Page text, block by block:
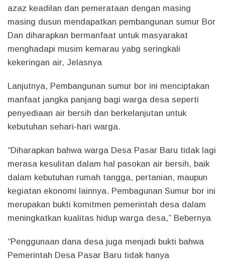
azaz keadilan dan pemerataan dengan masing
masing dusun mendapatkan pembangunan sumur Bor
Dan diharapkan bermanfaat untuk masyarakat
menghadapi musim kemarau yabg seringkali
kekeringan air, Jelasnya
Lanjutnya, Pembangunan sumur bor ini menciptakan
manfaat jangka panjang bagi warga desa seperti
penyediaan air bersih dan berkelanjutan untuk
kebutuhan sehari-hari warga.
“Diharapkan bahwa warga Desa Pasar Baru tidak lagi
merasa kesulitan dalam hal pasokan air bersih, baik
dalam kebutuhan rumah tangga, pertanian, maupun
kegiatan ekonomi lainnya. Pembagunan Sumur bor ini
merupakan bukti komitmen pemerintah desa dalam
meningkatkan kualitas hidup warga desa,” Bebernya
“Penggunaan dana desa juga menjadi bukti bahwa
Pemerintah Desa Pasar Baru tidak hanya